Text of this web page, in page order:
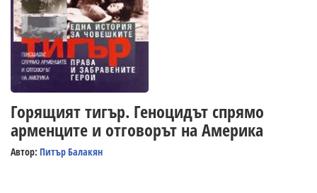
Горящият тигър. Геноцидът спрямо
арменците и отговорът на Америка
Автор: Питър Балакян